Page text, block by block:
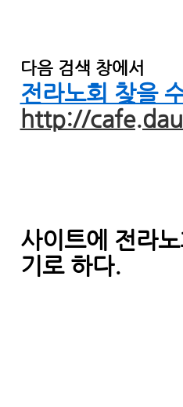
다음 검색 창에서
전라노회 찾을
http://
사이트에 전라
기로 하다.